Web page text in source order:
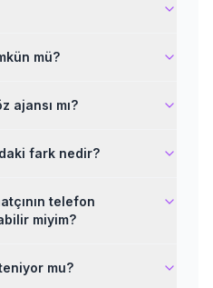
mü?
ajansı mı?
fark nedir?
telefon
miyim?
mu?